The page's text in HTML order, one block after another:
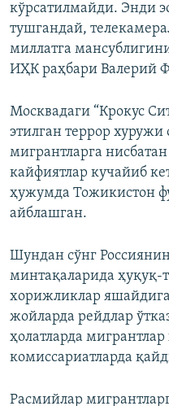
кўрсатилмайди. Энди
тушгандай,
миллатга
ИҲК раҳбари Валерий
Москвадаги “Крокус
этилган террор хуружи
мигрантларга
кайфиятлар кучайиб
ҳужумда Тожикистон
айблашган.
Шундан сўнг
минтақаларида ҳуқуқ-
хорижликлар
жойларда рейдлар
ҳолатларда
комиссариатларда
Расмийлар